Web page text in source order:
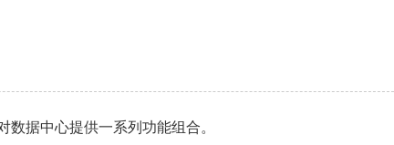
据中心提供一系列功能组合。